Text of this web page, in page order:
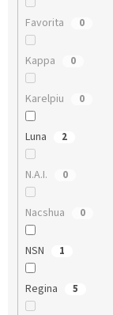
Favorita 0
Kappa 0
Karelpiu 0
Luna 2
N.A.I. 0
Nacshua 0
NSN 1
Regina 5